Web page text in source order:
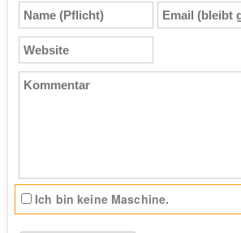
Name
(Pflicht)
Email
(bleibt
Website
Kommentar
Ich bin keine Maschine.